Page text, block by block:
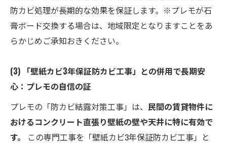
防カビ処理が長期的な効果を保証します。※プレモが石
膏ボード交換する場合は、地域限定となりますことをあ
らかじめご承知おきください。
(3) 「壁紙カビ3年保証防カビ工事」との併用で長期安
心：プレモの自信の証
プレモの「防カビ結露対策工事」は、 民間の賃貸物件に
おけるコンクリート直張り壁紙の壁や天井に特に有効で
す。
この専門工事を「壁紙カビ3年保証防カビ工事」と